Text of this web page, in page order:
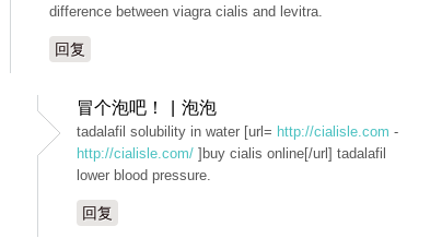
difference between viagra cialis and levitra.
回复
冒个泡吧！ | 泡泡
tadalafil solubility in water [url= http://cialisle.com -
http://cialisle.com/ ]buy cialis online[/url] tadalafil
lower blood pressure.
回复